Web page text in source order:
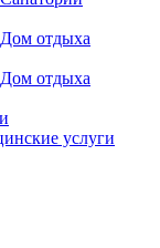
отдыха
отдыха
услуги